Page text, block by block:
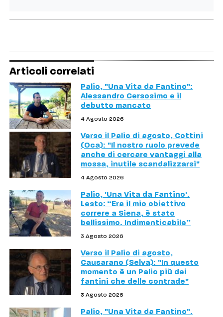
Articoli correlati
Palio, "Una Vita da Fantino":
Alessandro Cersosimo e il
debutto mancato
4 Agosto 2026
Verso il Palio di agosto, Cottini
(Oca): "Il nostro ruolo prevede
anche di cercare vantaggi alla
mossa, inutile scandalizzarsi"
4 Agosto 2026
Palio, 'Una Vita da Fantino'.
Lesto: “Era il mio obiettivo
correre a Siena, è stato
bellissimo. Indimenticabile”
3 Agosto 2026
Verso il Palio di agosto,
Causarano (Selva): "In questo
momento è un Palio più dei
fantini che delle contrade"
3 Agosto 2026
Palio, "Una Vita da Fantino".